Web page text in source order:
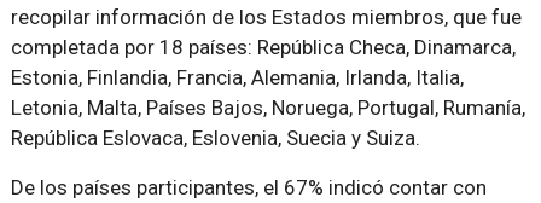
recopilar información de los Estados miembros, que fue
completada por 18 países: República Checa, Dinamarca,
Estonia, Finlandia, Francia, Alemania, Irlanda, Italia,
Letonia, Malta, Países Bajos, Noruega, Portugal, Rumanía,
República Eslovaca, Eslovenia, Suecia y Suiza.
De los países participantes, el 67% indicó contar con